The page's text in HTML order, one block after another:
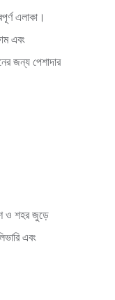
এলাকা।
এবং
জন্য পেশাদার
ও শহর জুড়ে
এবং